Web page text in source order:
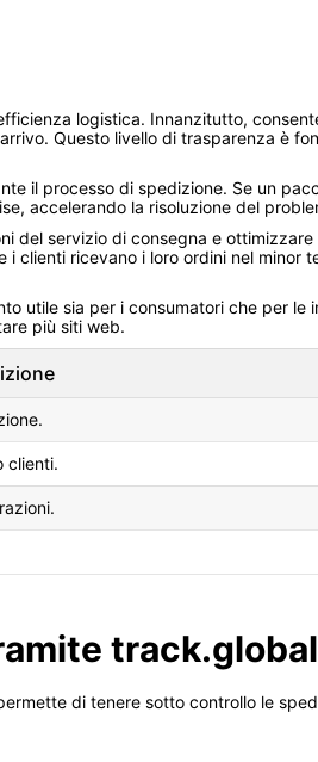
logistica. Innanzitutto,
Questo livello di trasparenza è
il processo di spedizione. Se un
accelerando la risoluzione del
del servizio di consegna e ottimizzare
clienti ricevano i loro ordini nel minor
utile sia per i consumatori che per le
più siti web.
clienti.
track.global
di tenere sotto controllo le